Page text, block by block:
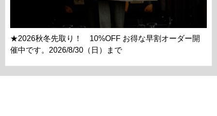
★2026秋冬先取り！ 10%OFF お得な早割オーダー開
催中です。2026/8/30（日）まで